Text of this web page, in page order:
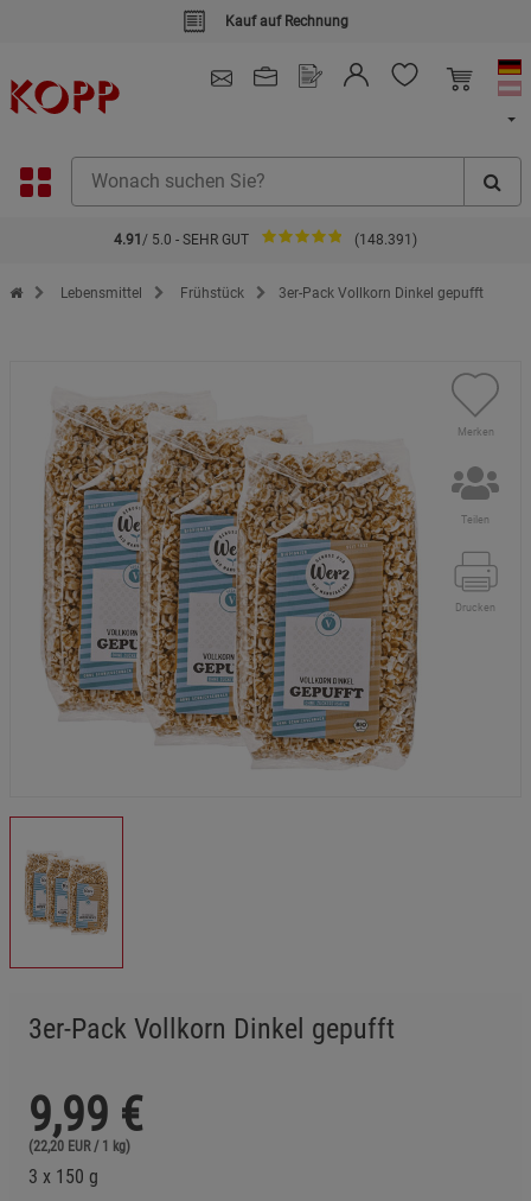
Kauf auf Rechnung
4.91 / 5.0 - SEHR GUT (148.391)
Zur Startseite des Kopp Verlag Online-Shop
Lebensmittel Frühstück 3er-Pack Vollkorn Dinkel gepufft
Merken
Teilen
Drucken
3er-Pack Vollkorn Dinkel gepufft
9,99 €
(22,20 EUR / 1 kg)
3 x 150 g